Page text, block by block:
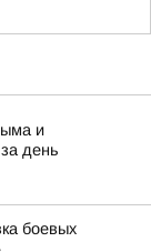
и
день
боевых